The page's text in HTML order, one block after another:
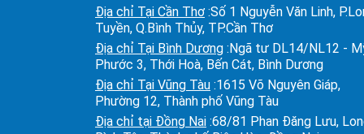
Địa chỉ Tại Cần Thơ :Số 1 Nguyễn Văn Linh,
Tuyền, Q.Bình Thủy, TP.Cần Thơ
Địa chỉ Tại Bình Dương :Ngã tư DL14/NL12 -
Phước 3, Thới Hoà, Bến Cát, Bình Dương
Địa chỉ Tại Vũng Tàu :1615 Võ Nguyên Giáp,
Phường 12, Thành phố Vũng Tàu
Địa chỉ tại Đồng Nai :68/81 Phan Đăng Lưu,